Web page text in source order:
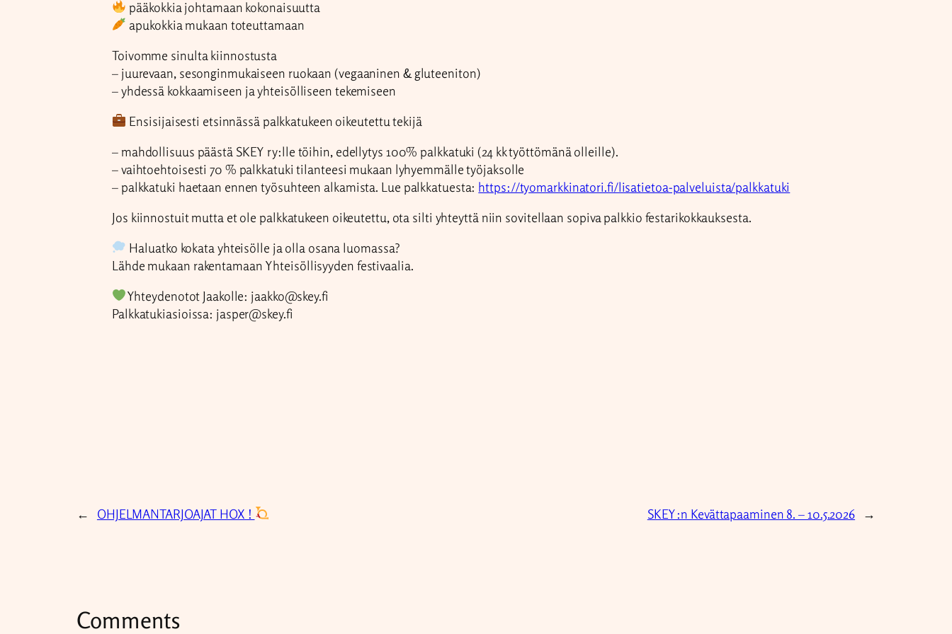
pääkokkia johtamaan kokonaisuutta
apukokkia mukaan toteuttamaan
Toivomme sinulta kiinnostusta
– juurevaan, sesonginmukaiseen ruokaan (vegaaninen & gluteeniton)
– yhdessä kokkaamiseen ja yhteisölliseen tekemiseen
Ensisijaisesti etsinnässä palkkatukeen oikeutettu tekijä
– mahdollisuus päästä SKEY ry:lle töihin, edellytys 100% palkkatuki (24 kk työttömänä olleille).
– vaihtoehtoisesti 70 % palkkatuki tilanteesi mukaan lyhyemmälle työjaksolle
– palkkatuki haetaan ennen työsuhteen alkamista. Lue palkkatuesta: https://tyomarkkinatori.fi/lisatietoa-palveluista/palkkatuki
Jos kiinnostuit mutta et ole palkkatukeen oikeutettu, ota silti yhteyttä niin sovitellaan sopiva palkkio festarikokkauksesta.
Haluatko kokata yhteisölle ja olla osana luomassa?
Lähde mukaan rakentamaan Yhteisöllisyyden festivaalia.
Yhteydenotot Jaakolle: jaakko@skey.fi
Palkkatukiasioissa: jasper@skey.fi
← OHJELMANTARJOAJAT HOX ! SKEY:n Kevättapaaminen 8. – 10.5.2026 →
Comments